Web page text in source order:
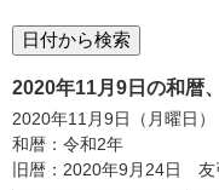
2020年11月9日の和暦
2020年11月9日（月曜日）
和暦：令和2年
旧暦：2020年9月24日 友